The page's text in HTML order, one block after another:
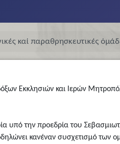
καί παραθρησκευτικές
Εκκλησιών και Ιερών
υπό την προεδρία του
κανέναν συσχετισμό των